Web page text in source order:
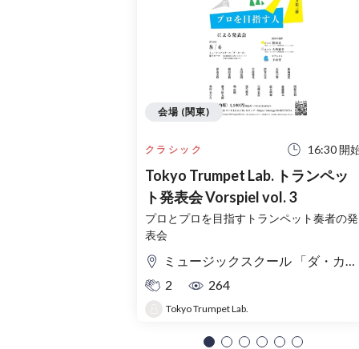
クラシック 16:30 開
Tokyo Trumpet Lab. トランペッ
ト発表会 Vorspiel vol. 3
プロとプロを目指すトランペット奏者の発
表会
ミュージックスクール 「ダ・カーポ」地下スタジオ
2
264
Tokyo Trumpet Lab.
会場 (関東)